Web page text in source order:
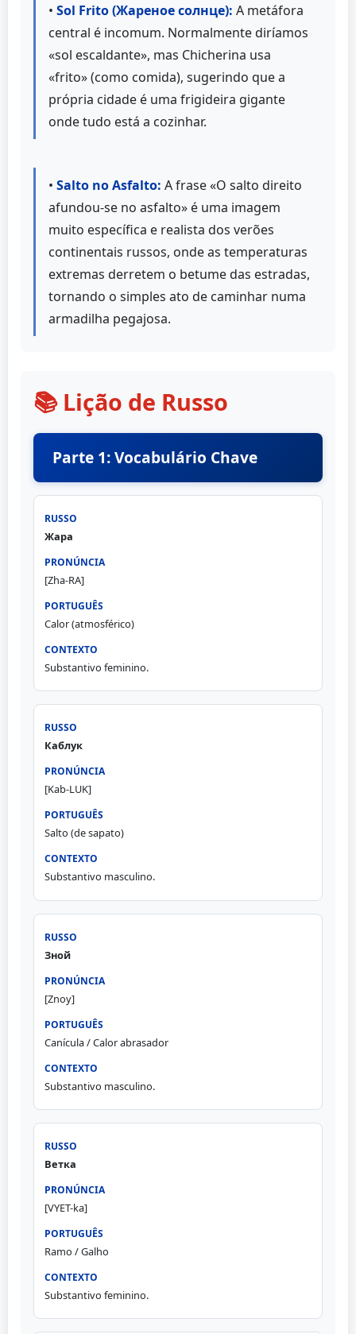
• Sol Frito (Жареное солнце): A metáfora
central é incomum. Normalmente diríamos
«sol escaldante», mas Chicherina usa
«frito» (como comida), sugerindo que a
própria cidade é uma frigideira gigante
onde tudo está a cozinhar.
• Salto no Asfalto: A frase «O salto direito
afundou-se no asfalto» é uma imagem
muito específica e realista dos verões
continentais russos, onde as temperaturas
extremas derretem o betume das estradas,
tornando o simples ato de caminhar numa
armadilha pegajosa.
📚 Lição de Russo
Parte 1: Vocabulário Chave
Жара
[Zha-RA]
Calor (atmosférico)
Substantivo feminino.
Каблук
[Kab-LUK]
Salto (de sapato)
Substantivo masculino.
Зной
[Znoy]
Canícula / Calor abrasador
Substantivo masculino.
Ветка
[VYET-ka]
Ramo / Galho
Substantivo feminino.